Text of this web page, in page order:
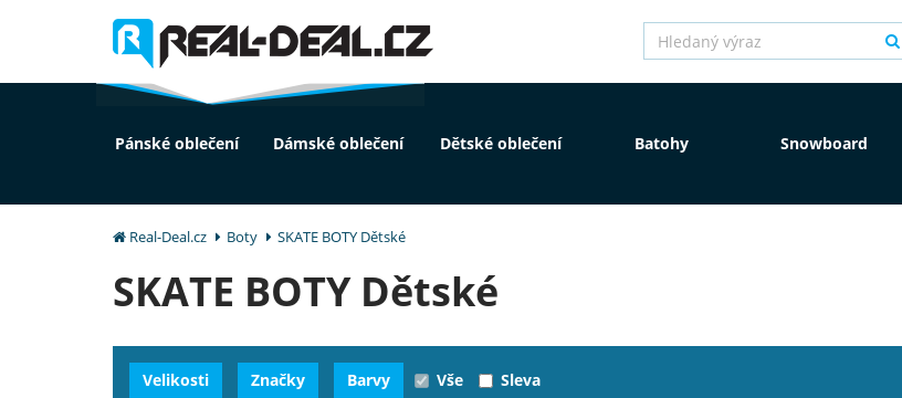
Pánské oblečení Dámské oblečení Dětské oblečení Batohy Snowboard
Real-Deal.cz Boty SKATE BOTY Dětské
SKATE BOTY Dětské
Velikosti Značky Barvy Vše Sleva